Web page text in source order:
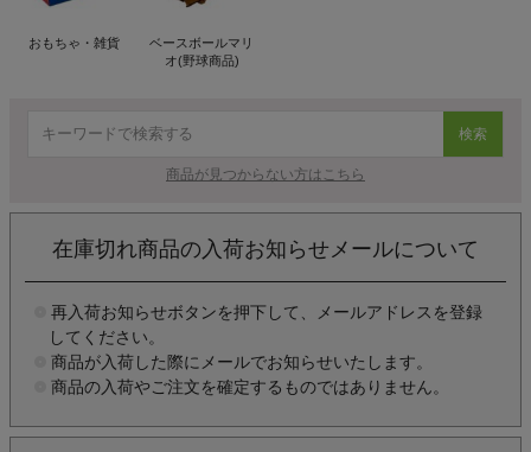
おもちゃ・雑貨
ベースボールマリ
オ(野球商品)
検索
商品が見つからない方はこちら
在庫切れ商品の入荷お知らせメールについて
再入荷お知らせボタンを押下して、メールアドレスを登録
してください。
商品が入荷した際にメールでお知らせいたします。
商品の入荷やご注文を確定するものではありません。